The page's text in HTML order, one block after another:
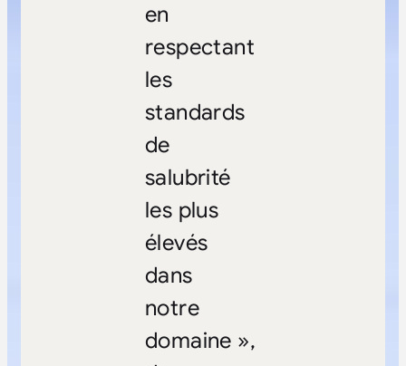
en
respectant
les
standards
de
salubrité
les plus
élevés
dans
notre
domaine »,